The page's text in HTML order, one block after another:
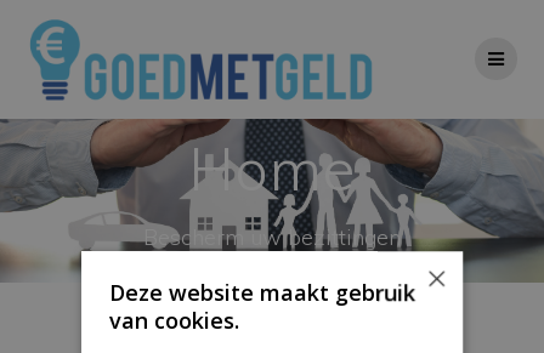
de
inhoud
Home
Bescherm uw bezittingen
×
Deze website maakt gebruik
van cookies.